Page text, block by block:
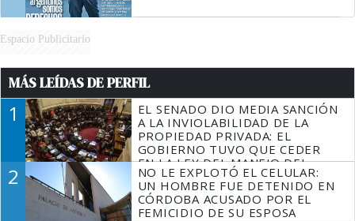
Espacio Publicitario
MÁS LEÍDAS DE PERFIL
1
EL SENADO DIO MEDIA SANCIÓN
A LA INVIOLABILIDAD DE LA
PROPIEDAD PRIVADA: EL
GOBIERNO TUVO QUE CEDER
EN LA LEY DEL MANEJO DEL
FUEGO
2
NO LE EXPLOTÓ EL CELULAR:
UN HOMBRE FUE DETENIDO EN
CÓRDOBA ACUSADO POR EL
FEMICIDIO DE SU ESPOSA